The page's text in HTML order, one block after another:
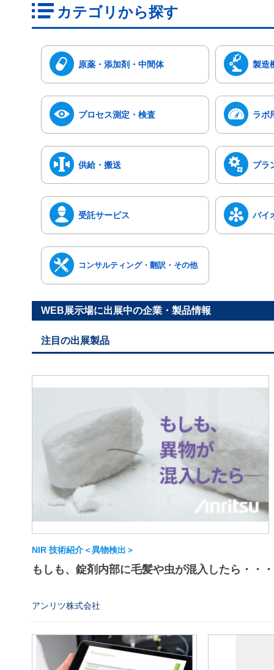
カテゴリから探す
原薬・添加剤・中間体 製造
プロセス測定・検査 ラボ
供給・搬送 プラ
受託サービス バイ
コンサルティング・翻訳・その他
WEB展示場に出展中の企業・製品情報
注目の出展製品
NIR 技術紹介＜異物検出＞
もしも、錠剤内部に毛髪や虫が混入したら・・・
アンリツ株式会社